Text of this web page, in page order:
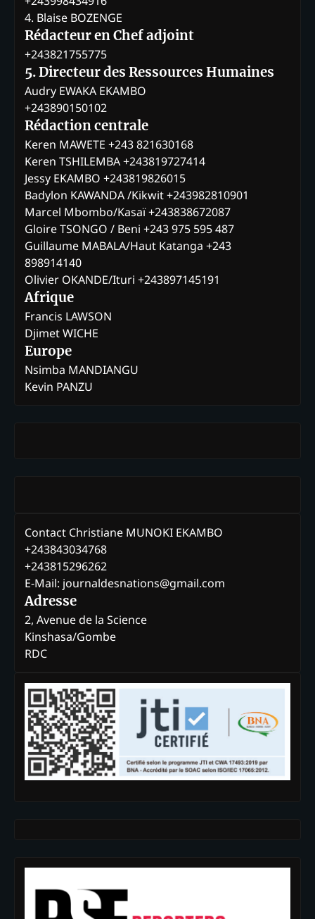
4. Blaise BOZENGE
Rédacteur en Chef adjoint
+243821755775
5. Directeur des Ressources Humaines
Audry EWAKA EKAMBO
+243890150102
Rédaction centrale
Keren MAWETE +243 821630168
Keren TSHILEMBA +243819727414
Jessy EKAMBO +243819826015
Badylon KAWANDA /Kikwit +243982810901
Marcel Mbombo/Kasaï +243838672087
Gloire TSONGO / Beni +243 975 595 487
Guillaume MABALA/Haut Katanga +243
898914140
Olivier OKANDE/Ituri +243897145191
Afrique
Francis LAWSON
Djimet WICHE
Europe
Nsimba MANDIANGU
Kevin PANZU
Contact Christiane MUNOKI EKAMBO
+243843034768
+243815296262
E-Mail: journaldesnations@gmail.com
Adresse
2, Avenue de la Science
Kinshasa/Gombe
RDC